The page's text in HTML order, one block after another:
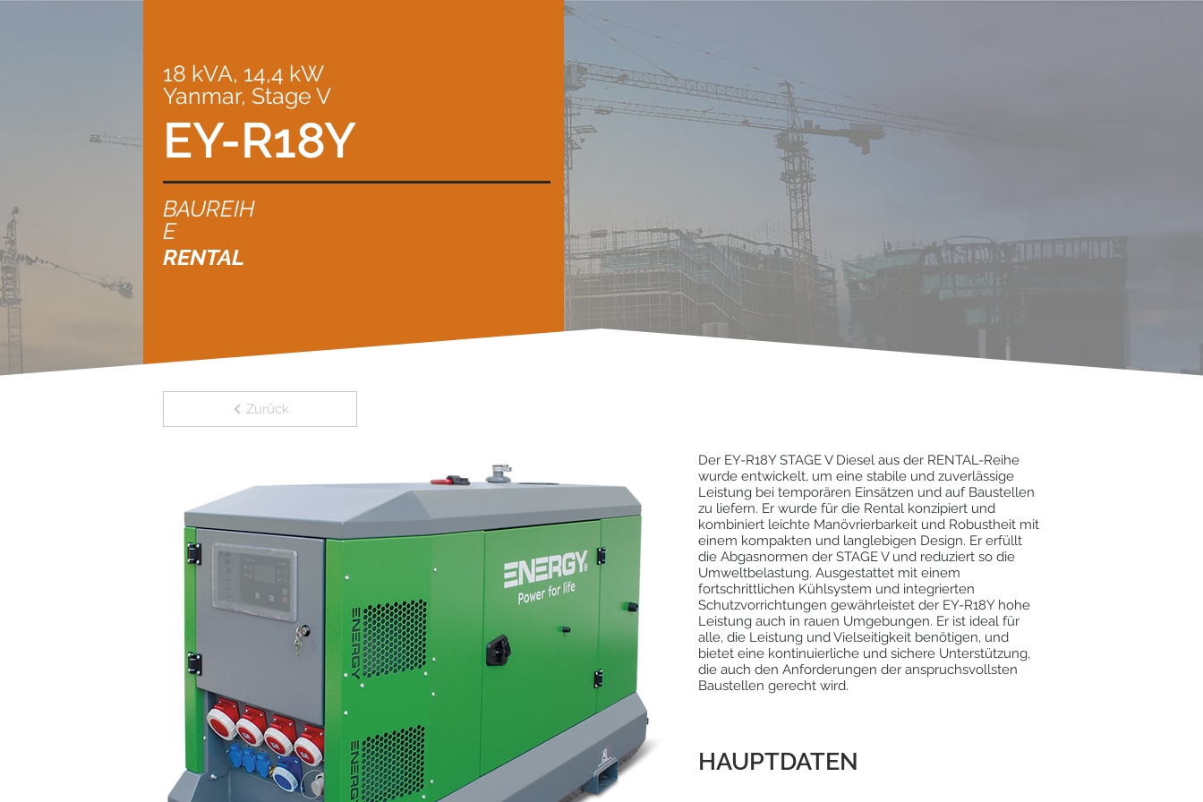
18 kVA, 14,4 kW
Yanmar, Stage V
EY-R18Y
BAUREIH
E
RENTAL
Zurück
Der EY-R18Y STAGE V Diesel aus der RENTAL-Reihe
wurde entwickelt, um eine stabile und zuverlässige
Leistung bei temporären Einsätzen und auf Baustellen
zu liefern. Er wurde für die Rental konzipiert und
kombiniert leichte Manövrierbarkeit und Robustheit mit
einem kompakten und langlebigen Design. Er erfüllt
die Abgasnormen der STAGE V und reduziert so die
Umweltbelastung. Ausgestattet mit einem
fortschrittlichen Kühlsystem und integrierten
Schutzvorrichtungen gewährleistet der EY-R18Y hohe
Leistung auch in rauen Umgebungen. Er ist ideal für
alle, die Leistung und Vielseitigkeit benötigen, und
bietet eine kontinuierliche und sichere Unterstützung,
die auch den Anforderungen der anspruchsvollsten
Baustellen gerecht wird.
HAUPTDATEN